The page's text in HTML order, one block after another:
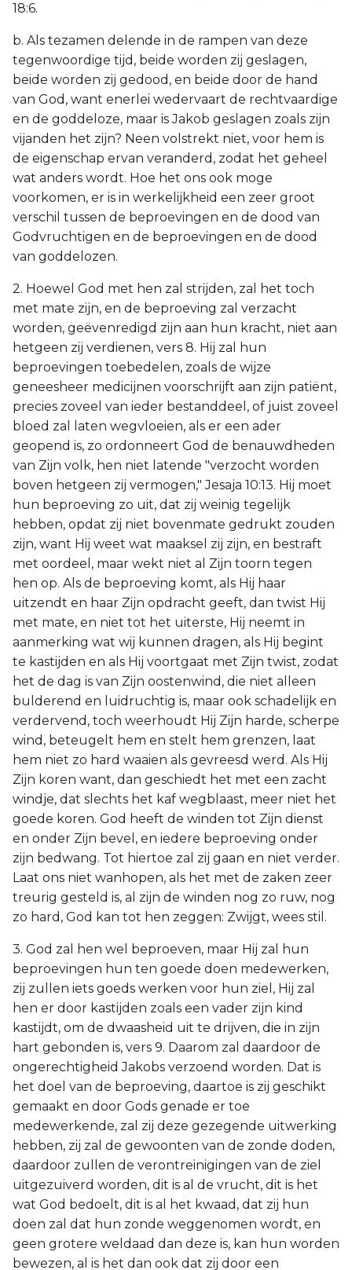
18:6.
b. Als tezamen delende in de rampen van deze
tegenwoordige tijd, beide worden zij geslagen,
beide worden zij gedood, en beide door de hand
van God, want enerlei wedervaart de rechtvaardige
en de goddeloze, maar is Jakob geslagen zoals zijn
vijanden het zijn? Neen volstrekt niet, voor hem is
de eigenschap ervan veranderd, zodat het geheel
wat anders wordt. Hoe het ons ook moge
voorkomen, er is in werkelijkheid een zeer groot
verschil tussen de beproevingen en de dood van
Godvruchtigen en de beproevingen en de dood
van goddelozen.
2. Hoewel God met hen zal strijden, zal het toch
met mate zijn, en de beproeving zal verzacht
worden, geëvenredigd zijn aan hun kracht, niet aan
hetgeen zij verdienen, vers 8. Hij zal hun
beproevingen toebedelen, zoals de wijze
geneesheer medicijnen voorschrijft aan zijn patiënt,
precies zoveel van ieder bestanddeel, of juist zoveel
bloed zal laten wegvloeien, als er een ader
geopend is, zo ordonneert God de benauwdheden
van Zijn volk, hen niet latende "verzocht worden
boven hetgeen zij vermogen," Jesaja 10:13. Hij moet
hun beproeving zo uit, dat zij weinig tegelijk
hebben, opdat zij niet bovenmate gedrukt zouden
zijn, want Hij weet wat maaksel zij zijn, en bestraft
met oordeel, maar wekt niet al Zijn toorn tegen
hen op. Als de beproeving komt, als Hij haar
uitzendt en haar Zijn opdracht geeft, dan twist Hij
met mate, en niet tot het uiterste, Hij neemt in
aanmerking wat wij kunnen dragen, als Hij begint
te kastijden en als Hij voortgaat met Zijn twist, zodat
het de dag is van Zijn oostenwind, die niet alleen
bulderend en luidruchtig is, maar ook schadelijk en
verdervend, toch weerhoudt Hij Zijn harde, scherpe
wind, beteugelt hem en stelt hem grenzen, laat
hem niet zo hard waaien als gevreesd werd. Als Hij
Zijn koren want, dan geschiedt het met een zacht
windje, dat slechts het kaf wegblaast, meer niet het
goede koren. God heeft de winden tot Zijn dienst
en onder Zijn bevel, en iedere beproeving onder
zijn bedwang. Tot hiertoe zal zij gaan en niet verder.
Laat ons niet wanhopen, als het met de zaken zeer
treurig gesteld is, al zijn de winden nog zo ruw, nog
zo hard, God kan tot hen zeggen: Zwijgt, wees stil.
3. God zal hen wel beproeven, maar Hij zal hun
beproevingen hun ten goede doen medewerken,
zij zullen iets goeds werken voor hun ziel, Hij zal
hen er door kastijden zoals een vader zijn kind
kastijdt, om de dwaasheid uit te drijven, die in zijn
hart gebonden is, vers 9. Daarom zal daardoor de
ongerechtigheid Jakobs verzoend worden. Dat is
het doel van de beproeving, daartoe is zij geschikt
gemaakt en door Gods genade er toe
medewerkende, zal zij deze gezegende uitwerking
hebben, zij zal de gewoonten van de zonde doden,
daardoor zullen de verontreinigingen van de ziel
uitgezuiverd worden, dit is al de vrucht, dit is het
wat God bedoelt, dit is al het kwaad, dat zij hun
doen zal dat hun zonde weggenomen wordt, en
geen grotere weldaad dan deze is, kan hun worden
bewezen, al is het dan ook dat zij door een